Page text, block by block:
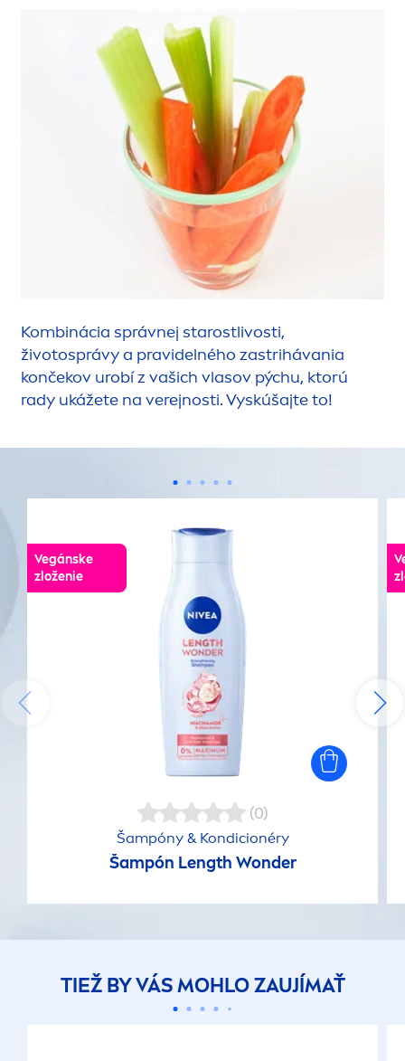
Kombinácia správnej starostlivosti,
životosprávy a pravidelného zastrihávania
končekov urobí z vašich vlasov pýchu, ktorú
rady ukážete na verejnosti. Vyskúšajte to!
Vegánske
zloženie
(0)
Šampóny & Kondicionéry
Šampón Length Wonder
TIEŽ BY VÁS MOHLO ZAUJÍMAŤ